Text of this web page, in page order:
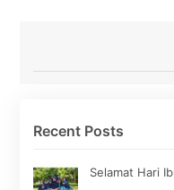
Recent Posts
Selamat Hari